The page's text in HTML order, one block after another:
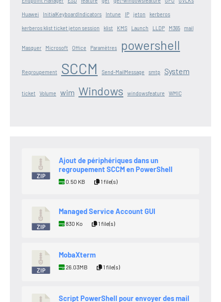
Huawei InitialKeyboardIndicators Intune IP jeton kerberos
kerberos klist ticket jeton session klist KMS Launch LLDP M365 mail
Masquer Microsoft Office Paramètres powershell
Regroupement SCCM Send-MailMessage smtp System
ticket Volume wim Windows windowsfeature WMIC
Ajout de périphériques dans un
regroupement SCCM en PowerShell
0.50 KB 1 file(s)
Managed Service Account GUI
830 Ko 1 file(s)
MobaXterm
26.03MB 1 file(s)
Script PowerShell pour envoyer des mail